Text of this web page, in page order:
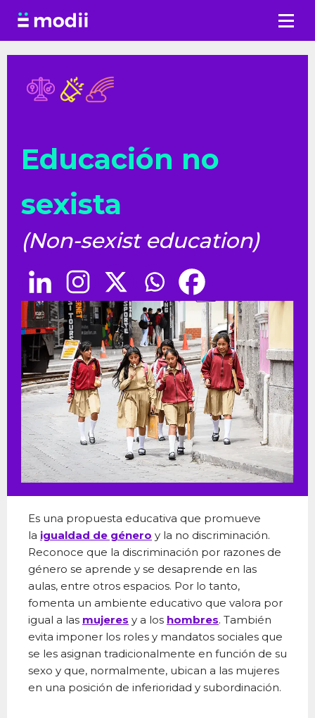
Saltar
al
Educación no
sexista
(Non-sexist education)
Es una propuesta educativa que promueve
la igualdad de género y la no discriminación.
Reconoce que la discriminación por razones de
género se aprende y se desaprende en las
aulas, entre otros espacios. Por lo tanto,
fomenta un ambiente educativo que valora por
igual a las mujeres y a los hombres. También
evita imponer los roles y mandatos sociales que
se les asignan tradicionalmente en función de su
sexo y que, normalmente, ubican a las mujeres
en una posición de inferioridad y subordinación.